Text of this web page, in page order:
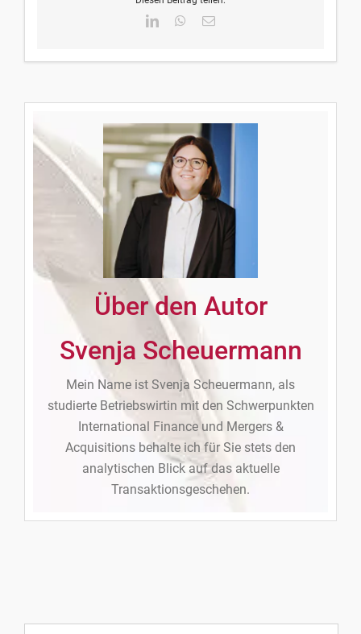
LinkedInWhatsApp
E-
Über den Autor
Svenja Scheuermann
Mein Name ist Svenja Scheuermann, als
studierte Betriebswirtin mit den Schwerpunkten
International Finance und Mergers &
Acquisitions behalte ich für Sie stets den
analytischen Blick auf das aktuelle
Transaktionsgeschehen.